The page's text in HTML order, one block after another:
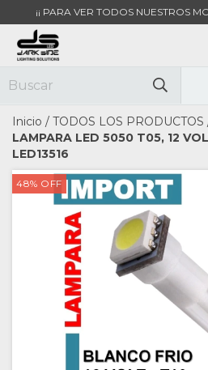
¡¡ PARA VER TODOS NUESTROS
Inicio / TODOS LOS PRODUCTOS
LAMPARA LED 5050 T05, 12
LED13516
48% OFF